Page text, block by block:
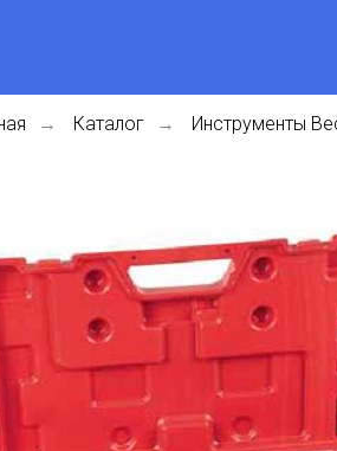
→ Каталог → Инструменты